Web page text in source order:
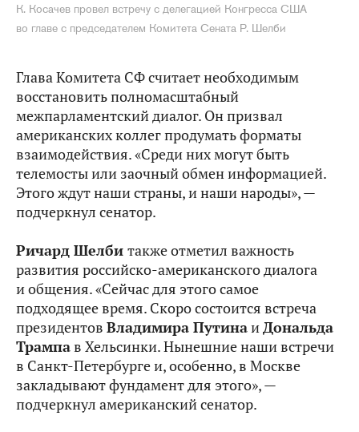
К. Косачев провел встречу с делегацией Конгресса США
во главе с председателем Комитета Сената Р. Шелби
Глава Комитета СФ считает необходимым
восстановить полномасштабный
межпарламентский диалог. Он призвал
американских коллег продумать форматы
взаимодействия. «Среди них могут быть
телемосты или заочный обмен информацией.
Этого ждут наши страны, и наши народы», —
подчеркнул сенатор.
Ричард Шелби также отметил важность
развития российско-американского диалога
и общения. «Сейчас для этого самое
подходящее время. Скоро состоится встреча
президентов Владимира ПутинаиДональда
Трампав Хельсинки. Нынешние наши встречи
в Санкт-Петербурге и, особенно, в Москве
закладывают фундамент для этого», —
подчеркнул американский сенатор.